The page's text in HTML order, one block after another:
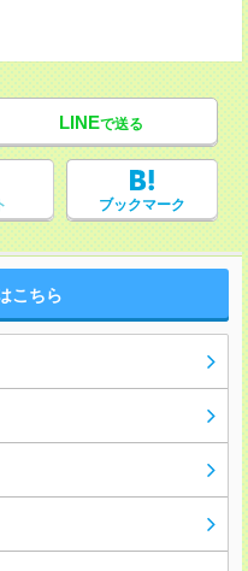
LINEで送る
ブックマーク
こちら